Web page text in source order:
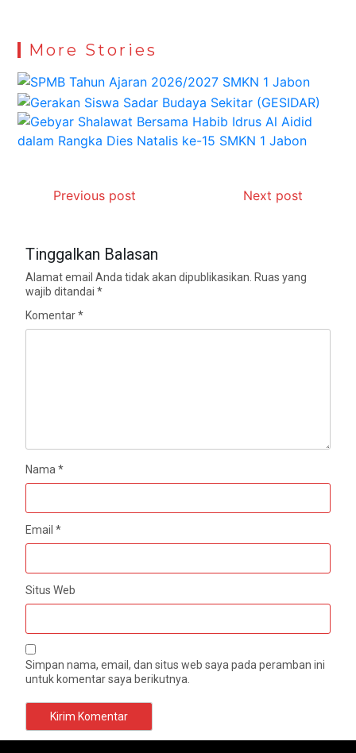
More Stories
Previous post Next post
Tinggalkan Balasan
Alamat email Anda tidak akan dipublikasikan. Ruas yang
wajib ditandai*
Komentar*
Nama*
Email*
Situs Web
Simpan nama, email, dan situs web saya pada peramban ini
untuk komentar saya berikutnya.
BNN Sidoarjo Sosialisasikan Bahaya Narkoba bagi
Siswa SMKN 1 Jabon
Gubernur Jatim Beri Penghargaan kepada